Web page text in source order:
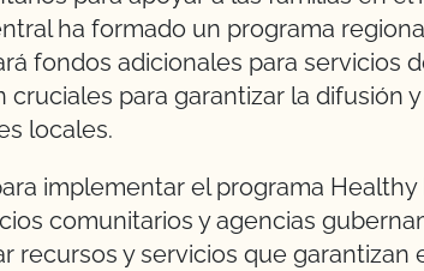
ha formado un programa
fondos adicionales para servicios
cruciales para garantizar la difusión
locales.
implementar el programa
comunitarios y agencias
recursos y servicios que garantizan